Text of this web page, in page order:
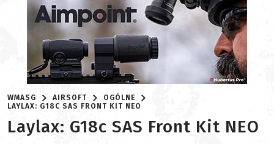
WMASG AIRSOFT
OGÓLNE
LAYLAX: G18C SAS FRONT KIT NEO
Laylax: G18c SAS Front Kit NEO